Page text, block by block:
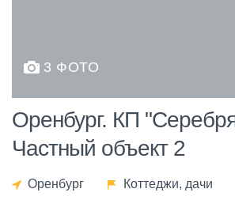
3 ФОТО
Оренбург. КП
Частный объект 2
Оренбург Коттеджи, дачи